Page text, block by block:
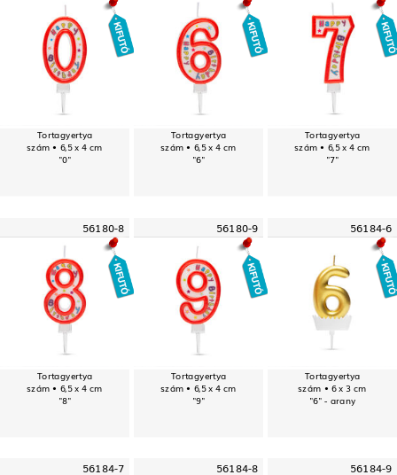
Tortagyertya
szám • 6,5 x 4 cm
"0"
Tortagyertya
szám • 6,5 x 4 cm
"6"
Tortagyertya
szám • 6,5 x 4 cm
"7"
56180-8
Tortagyertya
szám • 6,5 x 4 cm
"8"
56180-9
Tortagyertya
szám • 6,5 x 4 cm
"9"
56184-6
Tortagyertya
szám • 6 x 3 cm
"6" - arany
56184-7 56184-8 56184-9